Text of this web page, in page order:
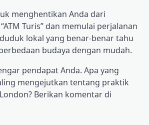
menghentikan Anda dari
Turis” dan memulai perjalanan
lokal yang benar-benar tahu
budaya dengan mudah.
pendapat Anda. Apa yang
mengejutkan tentang praktik
Berikan komentar di